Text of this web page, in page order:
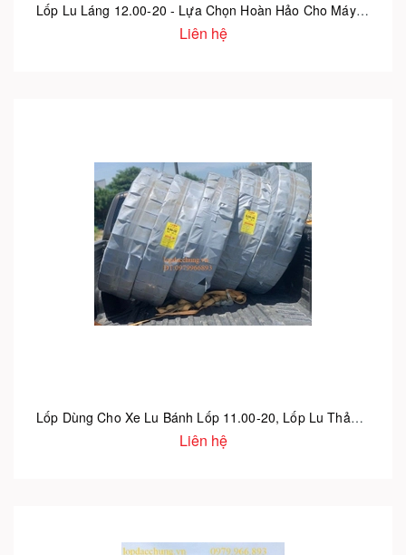
Lốp Lu Láng 12.00-20 - Lựa Chọn Hoàn Hảo Cho Máy Lu Công Trình
Liên hệ
Lốp Dùng Cho Xe Lu Bánh Lốp 11.00-20, Lốp Lu Thảm, Vỏ Lu Láng
Liên hệ